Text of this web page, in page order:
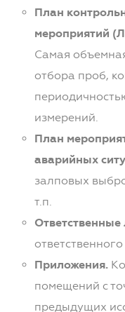
План
мероприятий
Самая
отбора проб,
измерений.
План
аварийных
залповых
т.п.
Ответственные
Приложения.
помещений с
предыдущих